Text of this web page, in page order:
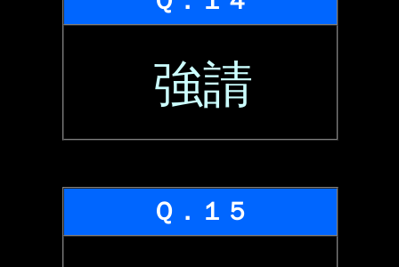
強請
Ｑ．１５